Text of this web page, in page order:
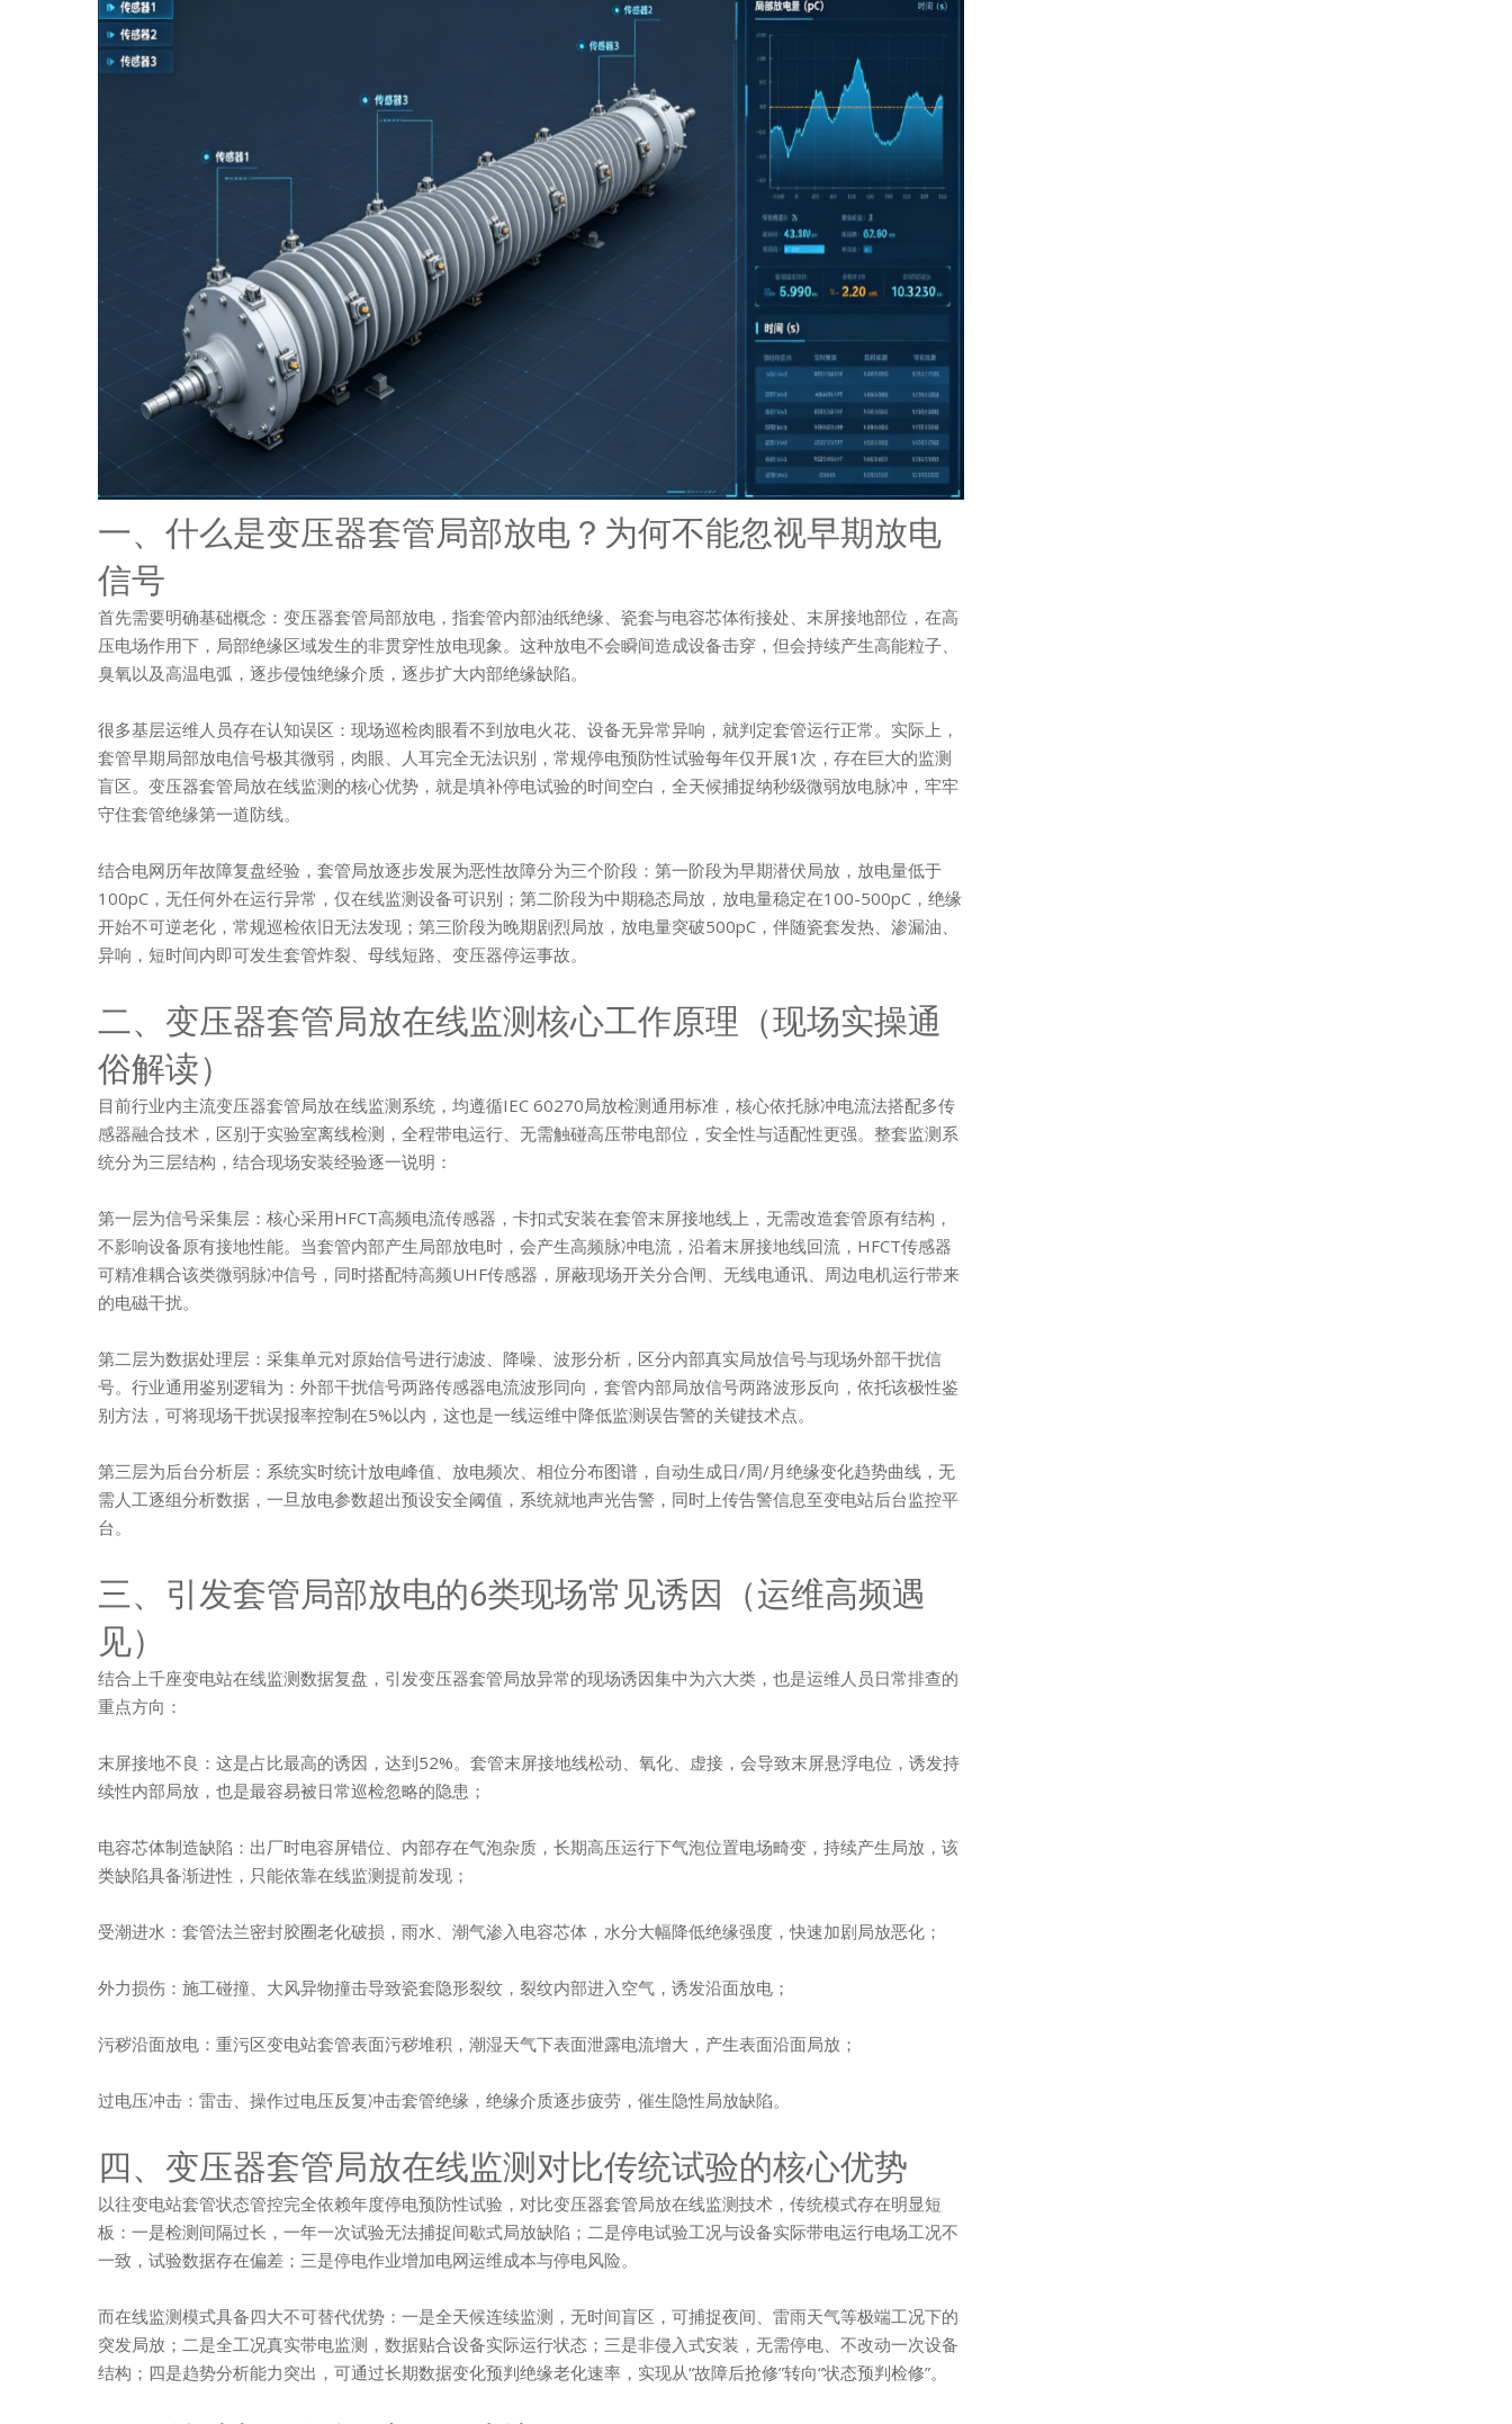
一、什么是变压器套管局部放电？为何不能忽视早期放电
信号
首先需要明确基础概念：变压器套管局部放电，指套管内部油纸绝缘、瓷套与电容芯体衔接处、末屏接地部位，在高
压电场作用下，局部绝缘区域发生的非贯穿性放电现象。这种放电不会瞬间造成设备击穿，但会持续产生高能粒子、
臭氧以及高温电弧，逐步侵蚀绝缘介质，逐步扩大内部绝缘缺陷。
很多基层运维人员存在认知误区：现场巡检肉眼看不到放电火花、设备无异常异响，就判定套管运行正常。实际上，
套管早期局部放电信号极其微弱，肉眼、人耳完全无法识别，常规停电预防性试验每年仅开展1次，存在巨大的监测
盲区。变压器套管局放在线监测的核心优势，就是填补停电试验的时间空白，全天候捕捉纳秒级微弱放电脉冲，牢牢
守住套管绝缘第一道防线。
结合电网历年故障复盘经验，套管局放逐步发展为恶性故障分为三个阶段：第一阶段为早期潜伏局放，放电量低于
100pC，无任何外在运行异常，仅在线监测设备可识别；第二阶段为中期稳态局放，放电量稳定在100-500pC，绝缘
开始不可逆老化，常规巡检依旧无法发现；第三阶段为晚期剧烈局放，放电量突破500pC，伴随瓷套发热、渗漏油、
异响，短时间内即可发生套管炸裂、母线短路、变压器停运事故。
二、变压器套管局放在线监测核心工作原理（现场实操通
俗解读）
目前行业内主流变压器套管局放在线监测系统，均遵循IEC 60270局放检测通用标准，核心依托脉冲电流法搭配多传
感器融合技术，区别于实验室离线检测，全程带电运行、无需触碰高压带电部位，安全性与适配性更强。整套监测系
统分为三层结构，结合现场安装经验逐一说明：
第一层为信号采集层：核心采用HFCT高频电流传感器，卡扣式安装在套管末屏接地线上，无需改造套管原有结构，
不影响设备原有接地性能。当套管内部产生局部放电时，会产生高频脉冲电流，沿着末屏接地线回流，HFCT传感器
可精准耦合该类微弱脉冲信号，同时搭配特高频UHF传感器，屏蔽现场开关分合闸、无线电通讯、周边电机运行带来
的电磁干扰。
第二层为数据处理层：采集单元对原始信号进行滤波、降噪、波形分析，区分内部真实局放信号与现场外部干扰信
号。行业通用鉴别逻辑为：外部干扰信号两路传感器电流波形同向，套管内部局放信号两路波形反向，依托该极性鉴
别方法，可将现场干扰误报率控制在5%以内，这也是一线运维中降低监测误告警的关键技术点。
第三层为后台分析层：系统实时统计放电峰值、放电频次、相位分布图谱，自动生成日/周/月绝缘变化趋势曲线，无
需人工逐组分析数据，一旦放电参数超出预设安全阈值，系统就地声光告警，同时上传告警信息至变电站后台监控平
台。
三、引发套管局部放电的6类现场常见诱因（运维高频遇
见）
结合上千座变电站在线监测数据复盘，引发变压器套管局放异常的现场诱因集中为六大类，也是运维人员日常排查的
重点方向：
末屏接地不良：这是占比最高的诱因，达到52%。套管末屏接地线松动、氧化、虚接，会导致末屏悬浮电位，诱发持
续性内部局放，也是最容易被日常巡检忽略的隐患；
电容芯体制造缺陷：出厂时电容屏错位、内部存在气泡杂质，长期高压运行下气泡位置电场畸变，持续产生局放，该
类缺陷具备渐进性，只能依靠在线监测提前发现；
受潮进水：套管法兰密封胶圈老化破损，雨水、潮气渗入电容芯体，水分大幅降低绝缘强度，快速加剧局放恶化；
外力损伤：施工碰撞、大风异物撞击导致瓷套隐形裂纹，裂纹内部进入空气，诱发沿面放电；
污秽沿面放电：重污区变电站套管表面污秽堆积，潮湿天气下表面泄露电流增大，产生表面沿面局放；
过电压冲击：雷击、操作过电压反复冲击套管绝缘，绝缘介质逐步疲劳，催生隐性局放缺陷。
四、变压器套管局放在线监测对比传统试验的核心优势
以往变电站套管状态管控完全依赖年度停电预防性试验，对比变压器套管局放在线监测技术，传统模式存在明显短
板：一是检测间隔过长，一年一次试验无法捕捉间歇式局放缺陷；二是停电试验工况与设备实际带电运行电场工况不
一致，试验数据存在偏差；三是停电作业增加电网运维成本与停电风险。
而在线监测模式具备四大不可替代优势：一是全天候连续监测，无时间盲区，可捕捉夜间、雷雨天气等极端工况下的
突发局放；二是全工况真实带电监测，数据贴合设备实际运行状态；三是非侵入式安装，无需停电、不改动一次设备
结构；四是趋势分析能力突出，可通过长期数据变化预判绝缘老化速率，实现从“故障后抢修”转向“状态预判检修”。